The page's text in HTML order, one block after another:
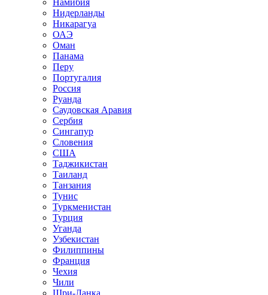
Нидерланды
Никарагуа
ОАЭ
Оман
Панама
Перу
Португалия
Россия
Руанда
Саудовская Аравия
Сербия
Сингапур
Словения
США
Таджикистан
Таиланд
Танзания
Тунис
Туркменистан
Турция
Уганда
Узбекистан
Филиппины
Франция
Чехия
Чили
Шри-Ланка